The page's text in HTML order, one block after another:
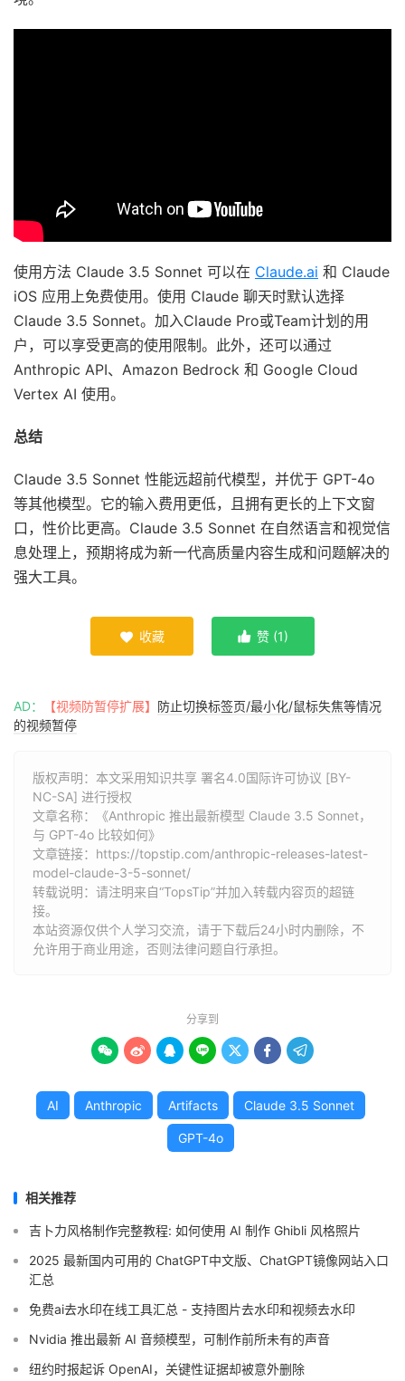
使用方法 Claude 3.5 Sonnet 可以在 Claude.ai 和 Claude
iOS 应用上免费使用。使用 Claude 聊天时默认选择
Claude 3.5 Sonnet。加入Claude Pro或Team计划的用
户，可以享受更高的使用限制。此外，还可以通过
Anthropic API、Amazon Bedrock 和 Google Cloud
Vertex AI 使用。
总结
Claude 3.5 Sonnet 性能远超前代模型，并优于 GPT-4o
等其他模型。它的输入费用更低，且拥有更长的上下文窗
口，性价比更高。Claude 3.5 Sonnet 在自然语言和视觉信
息处理上，预期将成为新一代高质量内容生成和问题解决的
强大工具。
 收藏  赞 (1)
AD： 【视频防暂停扩展】 防止切换标签页/最小化/鼠标失焦等情况
的视频暂停
版权声明：本文采用知识共享 署名4.0国际许可协议 [BY-
NC-SA] 进行授权
文章名称：《Anthropic 推出最新模型 Claude 3.5 Sonnet，
与 GPT-4o 比较如何》
文章链接： https://topstip.com/anthropic-releases-latest-
model-claude-3-5-sonnet/
转载说明：请注明来自“TopsTip”并加入转载内容页的超链
接。
本站资源仅供个人学习交流，请于下载后24小时内删除，不
允许用于商业用途，否则法律问题自行承担。
分享到
      
AI Anthropic Artifacts Claude 3.5 Sonnet
GPT-4o
相关推荐
吉卜力风格制作完整教程: 如何使用 AI 制作 Ghibli 风格照片
2025 最新国内可用的 ChatGPT中文版、ChatGPT镜像网站入口
汇总
免费ai去水印在线工具汇总 - 支持图片去水印和视频去水印
Nvidia 推出最新 AI 音频模型，可制作前所未有的声音
纽约时报起诉 OpenAI，关键性证据却被意外删除